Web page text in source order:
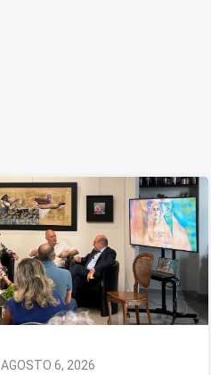
AGOSTO 6, 2026